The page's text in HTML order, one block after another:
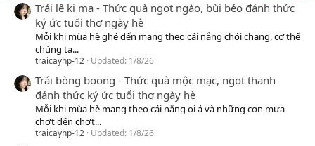
Trái lê ki ma - Thức quà ngọt ngào, bùi béo đánh thức
ký ức tuổi thơ ngày hè
Mỗi khi mùa hè ghé đến mang theo cái nắng chói chang, cơ thể
chúng ta...
traicayhp-12 Updated: 1/8/26
Trái bòng boong - Thức quà mộc mạc, ngọt thanh
đánh thức ký ức tuổi thơ ngày hè
Mỗi khi mùa hè mang theo cái nắng oi ả và những cơn mưa
chợt đến chợt...
traicayhp-12 Updated: 1/8/26